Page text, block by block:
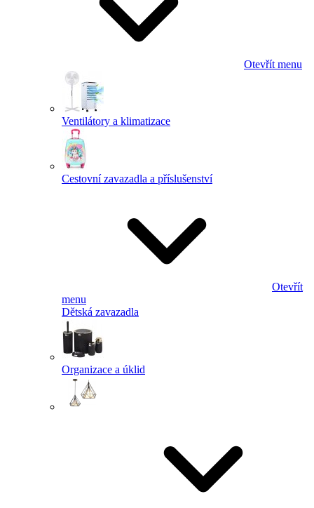
Otevřít menu
Ventilátory a klimatizace
Cestovní zavazadla a příslušenství
Otevřít
menu
Dětská zavazadla
Organizace a úklid